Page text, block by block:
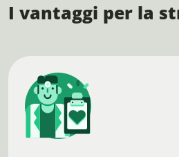
I vantaggi per la